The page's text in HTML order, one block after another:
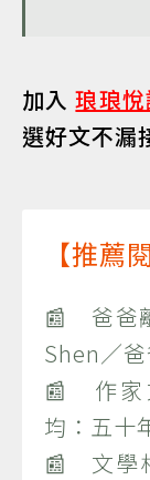
加入琅琅
選好文不漏
【推薦
📰 爸爸
Shen／
📰 作家
均：五十
📰 文學